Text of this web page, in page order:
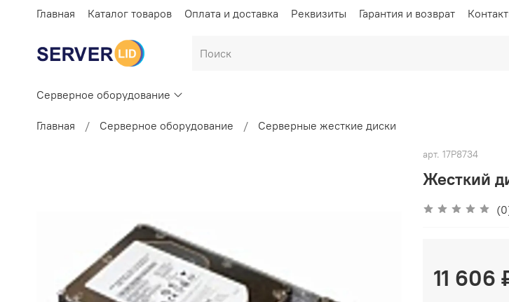
Главная Каталог товаров Оплата и доставка Реквизиты Гарантия и возврат
Серверное оборудование
Главная Серверное оборудование Серверные жесткие диски
арт. 17P8734
Жесткий
11 606